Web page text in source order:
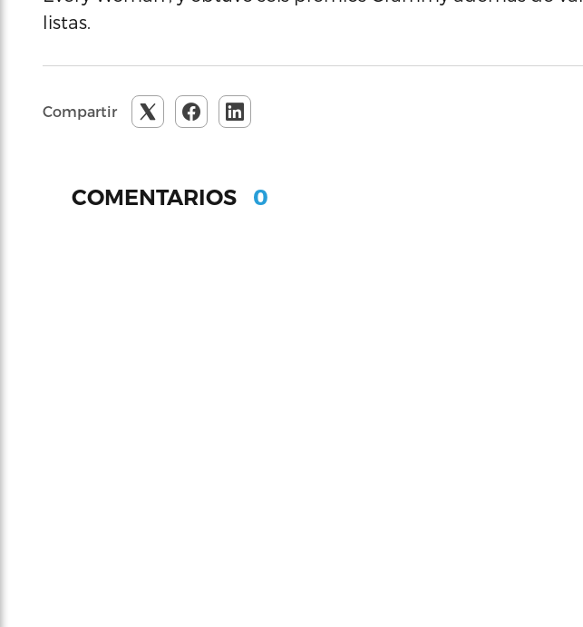
listas.
Compartir
COMENTARIOS 0